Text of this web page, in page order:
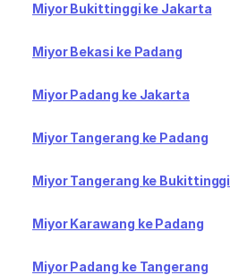
Miyor Bukittinggi ke Jakarta
Miyor Bekasi ke Padang
Miyor Padang ke Jakarta
Miyor Tangerang ke Padang
Miyor Tangerang ke Bukittinggi
Miyor Karawang ke Padang
Miyor Padang ke Tangerang